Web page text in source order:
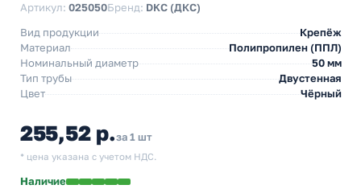
Артикул: 025050Бренд: DKC (ДКС)
Вид продукции
Крепёж
Материал
Полипропилен (ППЛ)
Номинальный диаметр
50 мм
Тип трубы
Двустенная
Цвет
Чёрный
255,52 р.за 1 шт
* цена указана с учетом НДС.
Наличие